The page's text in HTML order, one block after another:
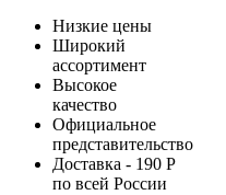
Низкие цены
Широкий
ассортимент
Высокое
качество
Официальное
представительство
Доставка - 190 Р
по всей России